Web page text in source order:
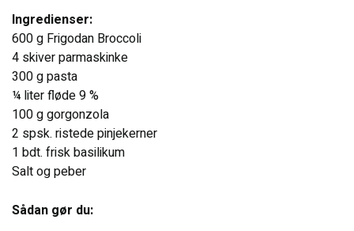
Detail
Bæredygtighed
Om Ardo NV
Ardo.com
Ingredienser:
600 g Frigodan Broccoli
4 skiver parmaskinke
300 g pasta
¼ liter fløde 9 %
100 g gorgonzola
2 spsk. ristede pinjekerner
1 bdt. frisk basilikum
Salt og peber
Sådan gør du: